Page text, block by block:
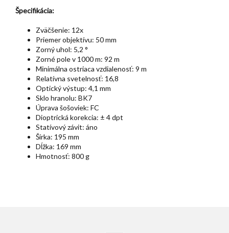
Špecifikácia:
Zväčšenie: 12x
Priemer objektívu: 50 mm
Zorný uhol: 5,2 °
Zorné pole v 1000 m: 92 m
Minimálna ostriaca vzdialenosť: 9 m
Relatívna svetelnosť: 16,8
Optický výstup: 4,1 mm
Sklo hranolu: BK7
Úprava šošoviek: FC
Dioptrická korekcia: ± 4 dpt
Statívový závit: áno
Šírka: 195 mm
Dĺžka: 169 mm
Hmotnosť: 800 g